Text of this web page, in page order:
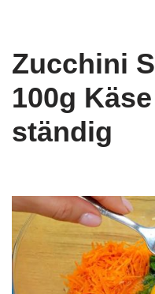
Zucchini
100g
ständig